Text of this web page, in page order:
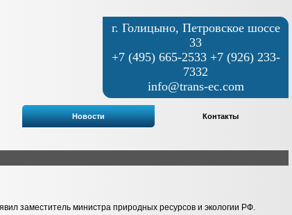
г. Голицыно, Петровское шоссе
33
+7 (495) 665-2533 +7 (926) 233-
7332
info@trans-ec.com
Новости Контакты
заместитель министра природных ресурсов и экологии РФ.